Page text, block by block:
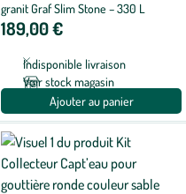
granit Graf Slim Stone – 330 L
189,00 €
Indisponible livraison
Voir stock magasin
Ajouter au panier